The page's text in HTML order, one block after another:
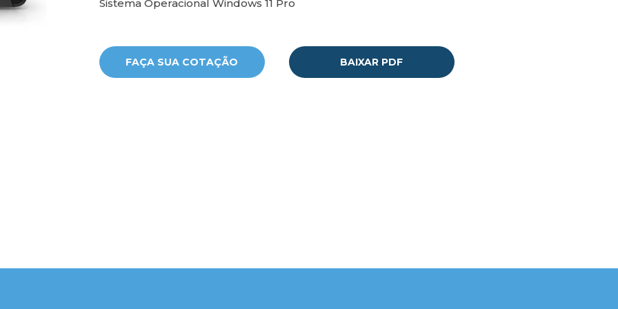
Sistema Operacional Windows 11 Pro
FAÇA SUA COTAÇÃO BAIXAR PDF